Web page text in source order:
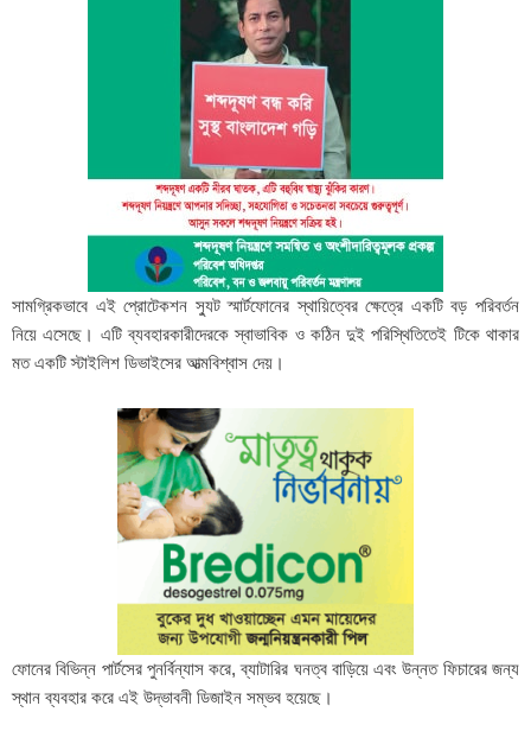
সামগ্রিকভাবে এই প্রোটেকশন স্যুট স্মার্টফোনের স্থায়িত্বের ক্ষেত্রে একটি বড় পরিবর্তন
নিয়ে এসেছে। এটি ব্যবহারকারীদেরকে স্বাভাবিক ও কঠিন দুই পরিস্থিতিতেই টিকে থাকার
মত একটি স্টাইলিশ ডিভাইসের আত্মবিশ্বাস দেয়।
ফোনের বিভিন্ন পার্টসের পুনর্বিন্যাস করে, ব্যাটারির ঘনত্ব বাড়িয়ে এবং উন্নত ফিচারের জন্য
স্থান ব্যবহার করে এই উদ্ভাবনী ডিজাইন সম্ভব হয়েছে।